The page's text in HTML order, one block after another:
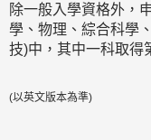
除一般入學資格外，
學、物理、綜合科學
技)中，其中一科取得
(以英文版本為準)